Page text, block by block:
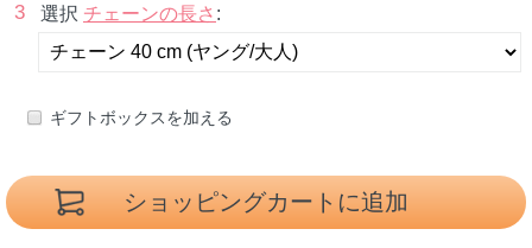
3 選択 チェーンの長さ :
ギフトボックスを加える